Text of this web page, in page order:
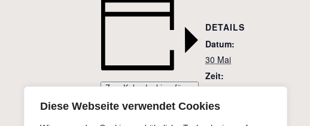
Diese Webseite verwendet Cookies
Zum Kalender hinzufügen
DETAILS
Datum:
30 Mai
Zeit:
Eintritt:
Eintritt frei – Spenden